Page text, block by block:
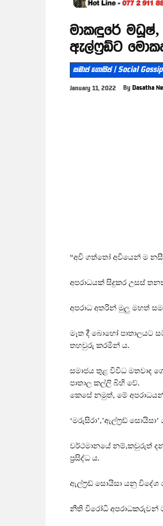
මාකඳුරේ
ඇල්ෆ්‍රඩ්ට
සමාජ ගොසිප් | Social Gossip
January 11, 2022 By Dasatha
“අවි ගත්තෝ අවියෙන් ම
අපරාධයක් සිදුකර උසස්
අපරාධ අතරින් මුලු මහත්
මෑත දී බොහෝ පාතාලයට
තහවුරු කරමින් ය.
සමාජය තුළ විවිධ මතවාද
පාතාල කල්ලි බිහි වේ.
කෙසේ නමුත්, මේ
‘මරුසිරා’,’ඇල්ෆ්‍රඩ්
වර්ථමානයේ නම්,කවුරුත්
ප්‍රසිද්ධ ය.
ඇල්ෆ්‍රඩ් සොයිසා යනු
නීති විරෝධි අපරාධකරුවන්